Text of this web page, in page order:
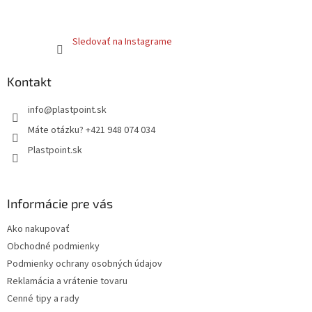
Sledovať na Instagrame
Kontakt
info@plastpoint.sk
Máte otázku? +421 948 074 034
Plastpoint.sk
Informácie pre vás
Ako nakupovať
Obchodné podmienky
Podmienky ochrany osobných údajov
Reklamácia a vrátenie tovaru
Cenné tipy a rady